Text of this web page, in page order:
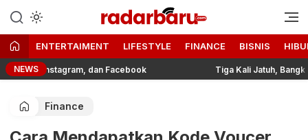
radarbaru.com
Informasi Berita Terbaru dan
Terkini Hari Ini
ENTERTAIMENT LIFESTYLE FINANCE BISNIS
NEWS
Instagram, dan Facebook Tiga Kali Jatuh, Bangkit
Finance